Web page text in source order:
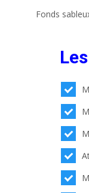
Fonds